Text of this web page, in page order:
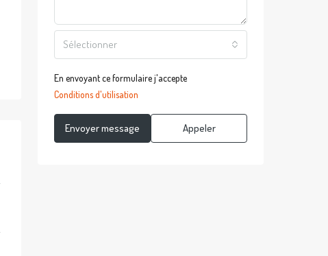
Sélectionner
En envoyant ce formulaire j'accepte
Conditions d'utilisation
Envoyer message Appeler